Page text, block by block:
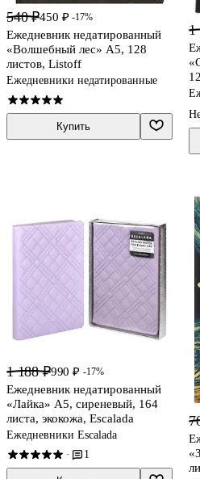
540 ₽450 ₽ -17%
Ежедневник недатированный
«Волшебный лес» А5, 128
листов, Listoff
Ежедневники недатированные
Купить
1
1 188 ₽990 ₽ -17%
Ежедневник недатированный
«Лайка» А5, сиреневый, 164
листа, экокожа, Escalada
Ежедневники Escalada
· 1